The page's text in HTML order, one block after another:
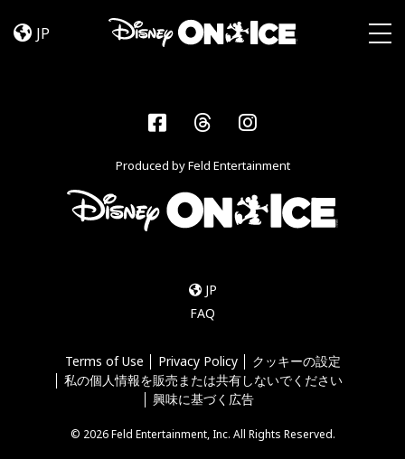
Dance
JP
Facebook
ThreadsInstagram
Produced by Feld Entertainment
JP
FAQ
Terms of Use Privacy Policy
クッキーの設定
私の個人情報を販売または共有しないでください
興味に基づく広告
© 2026 Feld Entertainment, Inc. All Rights Reserved.